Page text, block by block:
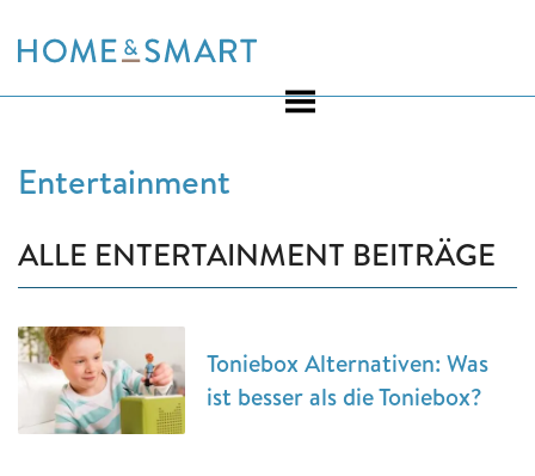
to
Entertainment
ALLE ENTERTAINMENT BEITRÄGE
Toniebox Alternativen: Was
ist besser als die Toniebox?